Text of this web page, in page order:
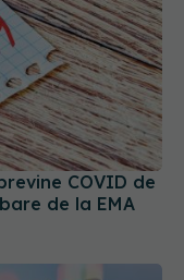
COVID de
de la EMA